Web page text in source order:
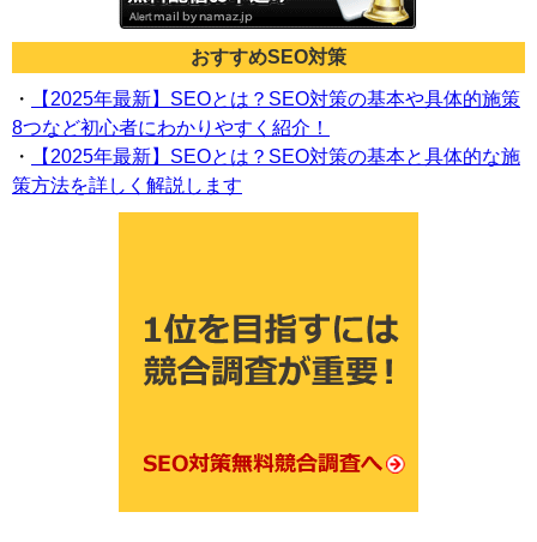
おすすめSEO対策
・
【2025年最新】SEOとは？SEO対策の基本や具体的施策
8つなど初心者にわかりやすく紹介！
・
【2025年最新】SEOとは？SEO対策の基本と具体的な施
策方法を詳しく解説します